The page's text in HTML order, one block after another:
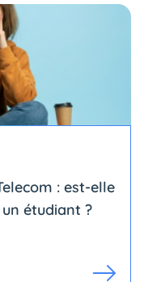
: est-elle
étudiant ?